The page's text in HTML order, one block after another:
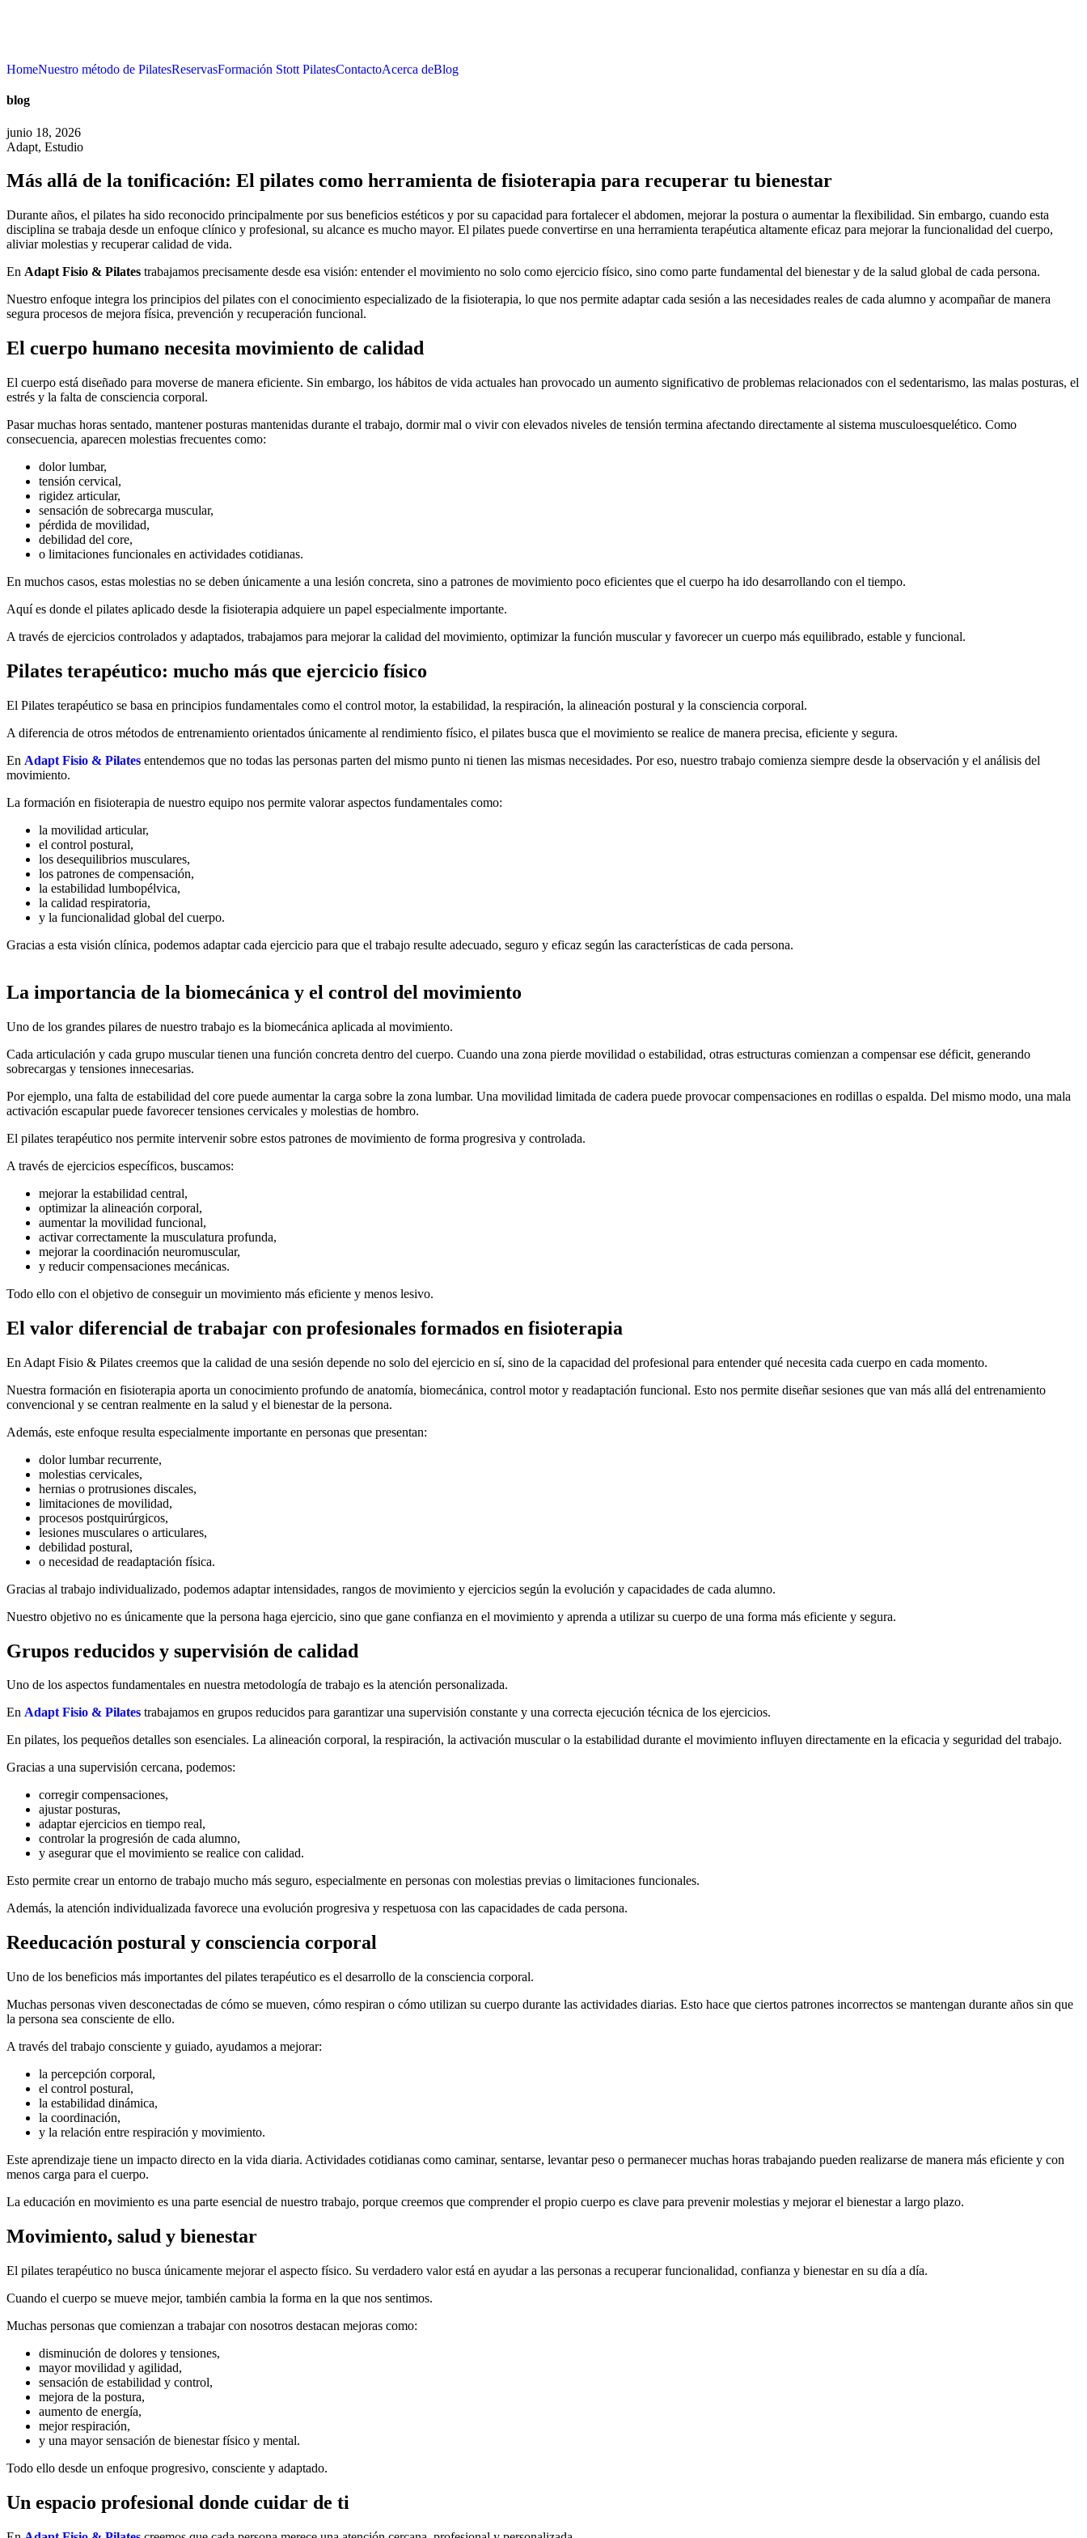
HomeNuestro método de PilatesReservasFormación Stott PilatesContactoAcerca deBlog
blog
junio 18, 2026
Adapt, Estudio
Más allá de la tonificación: El pilates como herramienta de fisioterapia para recuperar tu bienestar
Durante años, el pilates ha sido reconocido principalmente por sus beneficios estéticos y por su capacidad para fortalecer el abdomen, mejorar la postura o aumentar la flexibilidad. Sin embargo, cuando esta
disciplina se trabaja desde un enfoque clínico y profesional, su alcance es mucho mayor. El pilates puede convertirse en una herramienta terapéutica altamente eficaz para mejorar la funcionalidad del cuerpo,
aliviar molestias y recuperar calidad de vida.
En Adapt Fisio & Pilates trabajamos precisamente desde esa visión: entender el movimiento no solo como ejercicio físico, sino como parte fundamental del bienestar y de la salud global de cada persona.
Nuestro enfoque integra los principios del pilates con el conocimiento especializado de la fisioterapia, lo que nos permite adaptar cada sesión a las necesidades reales de cada alumno y acompañar de manera
segura procesos de mejora física, prevención y recuperación funcional.
El cuerpo humano necesita movimiento de calidad
El cuerpo está diseñado para moverse de manera eficiente. Sin embargo, los hábitos de vida actuales han provocado un aumento significativo de problemas relacionados con el sedentarismo, las malas posturas, el
estrés y la falta de consciencia corporal.
Pasar muchas horas sentado, mantener posturas mantenidas durante el trabajo, dormir mal o vivir con elevados niveles de tensión termina afectando directamente al sistema musculoesquelético. Como
consecuencia, aparecen molestias frecuentes como:
dolor lumbar,
tensión cervical,
rigidez articular,
sensación de sobrecarga muscular,
pérdida de movilidad,
debilidad del core,
o limitaciones funcionales en actividades cotidianas.
En muchos casos, estas molestias no se deben únicamente a una lesión concreta, sino a patrones de movimiento poco eficientes que el cuerpo ha ido desarrollando con el tiempo.
Aquí es donde el pilates aplicado desde la fisioterapia adquiere un papel especialmente importante.
A través de ejercicios controlados y adaptados, trabajamos para mejorar la calidad del movimiento, optimizar la función muscular y favorecer un cuerpo más equilibrado, estable y funcional.
Pilates terapéutico: mucho más que ejercicio físico
El Pilates terapéutico se basa en principios fundamentales como el control motor, la estabilidad, la respiración, la alineación postural y la consciencia corporal.
A diferencia de otros métodos de entrenamiento orientados únicamente al rendimiento físico, el pilates busca que el movimiento se realice de manera precisa, eficiente y segura.
En Adapt Fisio & Pilates entendemos que no todas las personas parten del mismo punto ni tienen las mismas necesidades. Por eso, nuestro trabajo comienza siempre desde la observación y el análisis del
movimiento.
La formación en fisioterapia de nuestro equipo nos permite valorar aspectos fundamentales como:
la movilidad articular,
el control postural,
los desequilibrios musculares,
los patrones de compensación,
la estabilidad lumbopélvica,
la calidad respiratoria,
y la funcionalidad global del cuerpo.
Gracias a esta visión clínica, podemos adaptar cada ejercicio para que el trabajo resulte adecuado, seguro y eficaz según las características de cada persona.
La importancia de la biomecánica y el control del movimiento
Uno de los grandes pilares de nuestro trabajo es la biomecánica aplicada al movimiento.
Cada articulación y cada grupo muscular tienen una función concreta dentro del cuerpo. Cuando una zona pierde movilidad o estabilidad, otras estructuras comienzan a compensar ese déficit, generando
sobrecargas y tensiones innecesarias.
Por ejemplo, una falta de estabilidad del core puede aumentar la carga sobre la zona lumbar. Una movilidad limitada de cadera puede provocar compensaciones en rodillas o espalda. Del mismo modo, una mala
activación escapular puede favorecer tensiones cervicales y molestias de hombro.
El pilates terapéutico nos permite intervenir sobre estos patrones de movimiento de forma progresiva y controlada.
A través de ejercicios específicos, buscamos:
mejorar la estabilidad central,
optimizar la alineación corporal,
aumentar la movilidad funcional,
activar correctamente la musculatura profunda,
mejorar la coordinación neuromuscular,
y reducir compensaciones mecánicas.
Todo ello con el objetivo de conseguir un movimiento más eficiente y menos lesivo.
El valor diferencial de trabajar con profesionales formados en fisioterapia
En Adapt Fisio & Pilates creemos que la calidad de una sesión depende no solo del ejercicio en sí, sino de la capacidad del profesional para entender qué necesita cada cuerpo en cada momento.
Nuestra formación en fisioterapia aporta un conocimiento profundo de anatomía, biomecánica, control motor y readaptación funcional. Esto nos permite diseñar sesiones que van más allá del entrenamiento
convencional y se centran realmente en la salud y el bienestar de la persona.
Además, este enfoque resulta especialmente importante en personas que presentan:
dolor lumbar recurrente,
molestias cervicales,
hernias o protrusiones discales,
limitaciones de movilidad,
procesos postquirúrgicos,
lesiones musculares o articulares,
debilidad postural,
o necesidad de readaptación física.
Gracias al trabajo individualizado, podemos adaptar intensidades, rangos de movimiento y ejercicios según la evolución y capacidades de cada alumno.
Nuestro objetivo no es únicamente que la persona haga ejercicio, sino que gane confianza en el movimiento y aprenda a utilizar su cuerpo de una forma más eficiente y segura.
Grupos reducidos y supervisión de calidad
Uno de los aspectos fundamentales en nuestra metodología de trabajo es la atención personalizada.
En Adapt Fisio & Pilates trabajamos en grupos reducidos para garantizar una supervisión constante y una correcta ejecución técnica de los ejercicios.
En pilates, los pequeños detalles son esenciales. La alineación corporal, la respiración, la activación muscular o la estabilidad durante el movimiento influyen directamente en la eficacia y seguridad del trabajo.
Gracias a una supervisión cercana, podemos:
corregir compensaciones,
ajustar posturas,
adaptar ejercicios en tiempo real,
controlar la progresión de cada alumno,
y asegurar que el movimiento se realice con calidad.
Esto permite crear un entorno de trabajo mucho más seguro, especialmente en personas con molestias previas o limitaciones funcionales.
Además, la atención individualizada favorece una evolución progresiva y respetuosa con las capacidades de cada persona.
Reeducación postural y consciencia corporal
Uno de los beneficios más importantes del pilates terapéutico es el desarrollo de la consciencia corporal.
Muchas personas viven desconectadas de cómo se mueven, cómo respiran o cómo utilizan su cuerpo durante las actividades diarias. Esto hace que ciertos patrones incorrectos se mantengan durante años sin que
la persona sea consciente de ello.
A través del trabajo consciente y guiado, ayudamos a mejorar:
la percepción corporal,
el control postural,
la estabilidad dinámica,
la coordinación,
y la relación entre respiración y movimiento.
Este aprendizaje tiene un impacto directo en la vida diaria. Actividades cotidianas como caminar, sentarse, levantar peso o permanecer muchas horas trabajando pueden realizarse de manera más eficiente y con
menos carga para el cuerpo.
La educación en movimiento es una parte esencial de nuestro trabajo, porque creemos que comprender el propio cuerpo es clave para prevenir molestias y mejorar el bienestar a largo plazo.
Movimiento, salud y bienestar
El pilates terapéutico no busca únicamente mejorar el aspecto físico. Su verdadero valor está en ayudar a las personas a recuperar funcionalidad, confianza y bienestar en su día a día.
Cuando el cuerpo se mueve mejor, también cambia la forma en la que nos sentimos.
Muchas personas que comienzan a trabajar con nosotros destacan mejoras como:
disminución de dolores y tensiones,
mayor movilidad y agilidad,
sensación de estabilidad y control,
mejora de la postura,
aumento de energía,
mejor respiración,
y una mayor sensación de bienestar físico y mental.
Todo ello desde un enfoque progresivo, consciente y adaptado.
Un espacio profesional donde cuidar de ti